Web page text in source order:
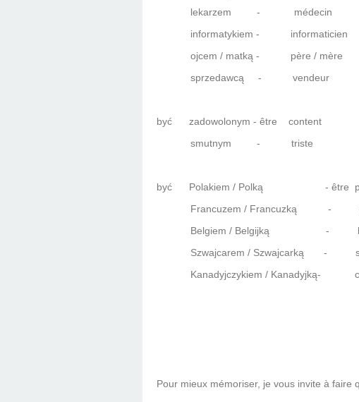
lekarzem
-
médecin
informatykiem -
informaticien
ojcem / matką -
père / mère
sprzedawcą
- vendeur
być zadowolonym - être
content
smutnym
- triste
być Polakiem / Polką
- être
Francuzem / Francuzką
-
Belgiem / Belgijką
-
Szwajcarem / Szwajcarką
-
Kanadyjczykiem / Kanadyjką-
Pour mieux mémoriser, je vous invite à faire